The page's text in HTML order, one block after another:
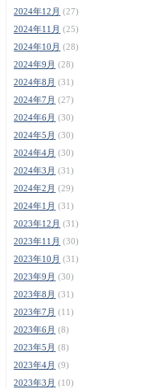
2024年12月 (27)
2024年11月 (25)
2024年10月 (28)
2024年9月 (28)
2024年8月 (31)
2024年7月 (27)
2024年6月 (30)
2024年5月 (30)
2024年4月 (30)
2024年3月 (31)
2024年2月 (29)
2024年1月 (31)
2023年12月 (31)
2023年11月 (30)
2023年10月 (31)
2023年9月 (30)
2023年8月 (31)
2023年7月 (11)
2023年6月 (8)
2023年5月 (8)
2023年4月 (9)
2023年3月 (10)